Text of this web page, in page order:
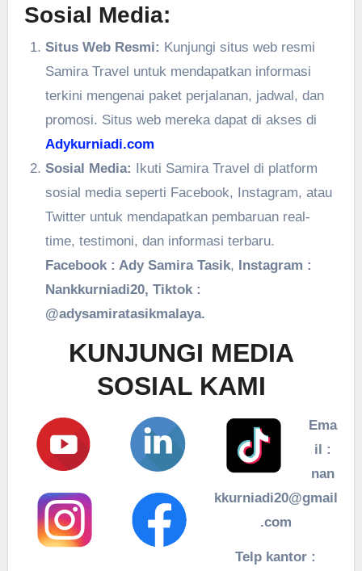
Sosial Media:
Situs Web Resmi: Kunjungi situs web resmi
Samira Travel untuk mendapatkan informasi
terkini mengenai paket perjalanan, jadwal, dan
promosi. Situs web mereka dapat di akses di
Adykurniadi.com
Sosial Media: Ikuti Samira Travel di platform
sosial media seperti Facebook, Instagram, atau
Twitter untuk mendapatkan pembaruan real-
time, testimoni, dan informasi terbaru.
Facebook : Ady Samira Tasik, Instagram :
Nankkurniadi20, Tiktok :
@adysamiratasikmalaya.
KUNJUNGI MEDIA
SOSIAL KAMI
Ema
il :
nan
kkurniadi20@gmail
.com
Telp kantor :